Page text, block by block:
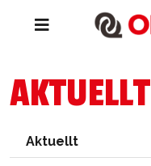
AKTUELLT
Aktuellt